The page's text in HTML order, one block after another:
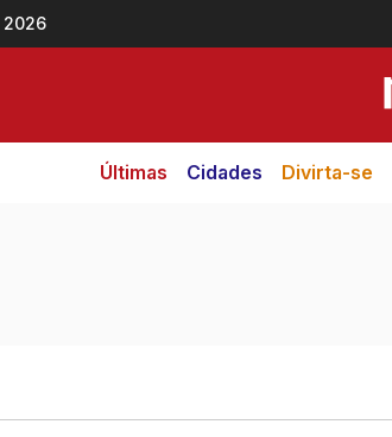
2026
Últimas Cidades Divirta-se